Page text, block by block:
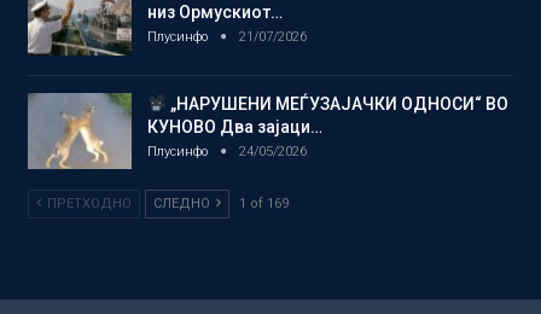
низ Ормускиот…
Плусинфо 21/07/2026
„НАРУШЕНИ МЕЃУЗАЈАЧКИ ОДНОСИ“ ВО
КУНОВО Два зајаци…
Плусинфо 24/05/2026
ПРЕТХОДНО СЛЕДНО 1 of 169